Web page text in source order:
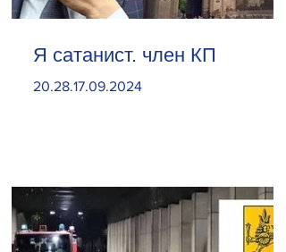
Я сатанист. член КП
20.28.17.09.2024